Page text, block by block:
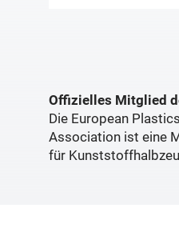
Offizielles Mitglied
Die European
Association ist eine
für